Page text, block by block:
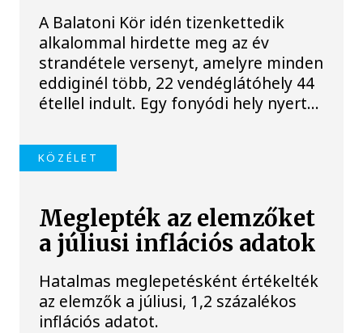
A Balatoni Kör idén tizenkettedik
alkalommal hirdette meg az év
strandétele versenyt, amelyre minden
eddiginél több, 22 vendéglátóhely 44
étellel indult. Egy fonyódi hely nyert...
KÖZÉLET
Meglepték az elemzőket
a júliusi inflációs adatok
Hatalmas meglepetésként értékelték
az elemzők a júliusi, 1,2 százalékos
inflációs adatot.